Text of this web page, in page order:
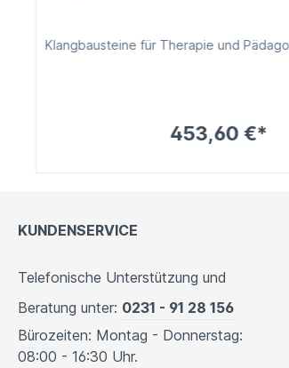
Klangbausteine für Therapie und
453,60 €*
KUNDENSERVICE
Telefonische Unterstützung und
Beratung unter: 0231 - 91 28 156
Bürozeiten: Montag - Donnerstag:
08:00 - 16:30 Uhr.